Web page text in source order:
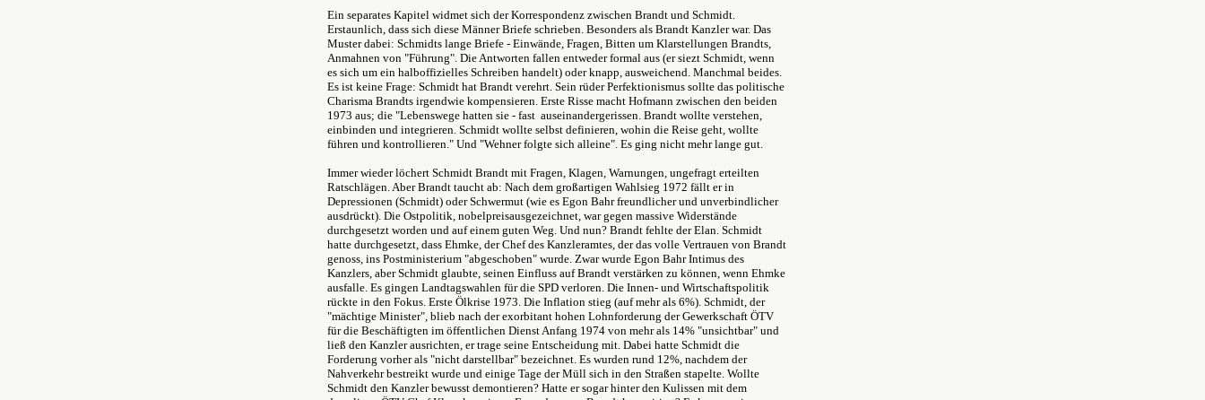
Ein separates Kapitel widmet sich der Korrespondenz zwischen Brandt und Schmidt.
Erstaunlich, dass sich diese Männer Briefe schrieben. Besonders als Brandt Kanzler war. Das
Muster dabei: Schmidts lange Briefe - Einwände, Fragen, Bitten um Klarstellungen Brandts,
Anmahnen von "Führung". Die Antworten fallen entweder formal aus (er siezt Schmidt, wenn
es sich um ein halboffizielles Schreiben handelt) oder knapp, ausweichend. Manchmal beides.
Es ist keine Frage: Schmidt hat Brandt verehrt. Sein rüder Perfektionismus sollte das politische
Charisma Brandts irgendwie kompensieren. Erste Risse macht Hofmann zwischen den beiden
1973 aus; die "Lebenswege hatten sie - fast auseinandergerissen. Brandt wollte verstehen,
einbinden und integrieren. Schmidt wollte selbst definieren, wohin die Reise geht, wollte
führen und kontrollieren." Und "Wehner folgte sich alleine". Es ging nicht mehr lange gut.
Immer wieder löchert Schmidt Brandt mit Fragen, Klagen, Warnungen, ungefragt erteilten
Ratschlägen. Aber Brandt taucht ab: Nach dem großartigen Wahlsieg 1972 fällt er in
Depressionen (Schmidt) oder Schwermut (wie es Egon Bahr freundlicher und unverbindlicher
ausdrückt). Die Ostpolitik, nobelpreisausgezeichnet, war gegen massive Widerstände
durchgesetzt worden und auf einem guten Weg. Und nun? Brandt fehlte der Elan. Schmidt
hatte durchgesetzt, dass Ehmke, der Chef des Kanzleramtes, der das volle Vertrauen von Brandt
genoss, ins Postministerium "abgeschoben" wurde. Zwar wurde Egon Bahr Intimus des
Kanzlers, aber Schmidt glaubte, seinen Einfluss auf Brandt verstärken zu können, wenn Ehmke
ausfalle. Es gingen Landtagswahlen für die SPD verloren. Die Innen- und Wirtschaftspolitik
rückte in den Fokus. Erste Ölkrise 1973. Die Inflation stieg (auf mehr als 6%). Schmidt, der
"mächtige Minister", blieb nach der exorbitant hohen Lohnforderung der Gewerkschaft ÖTV
für die Beschäftigten im öffentlichen Dienst Anfang 1974 von mehr als 14% "unsichtbar" und
ließ den Kanzler ausrichten, er trage seine Entscheidung mit. Dabei hatte Schmidt die
Forderung vorher als "nicht darstellbar" bezeichnet. Es wurden rund 12%, nachdem der
Nahverkehr bestreikt wurde und einige Tage der Müll sich in den Straßen stapelte. Wollte
Schmidt den Kanzler bewusst demontieren? Hatte er sogar hinter den Kulissen mit dem